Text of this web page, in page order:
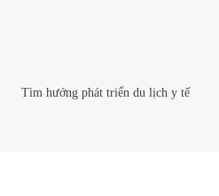
Tìm hướng phát triển du lịch y tế